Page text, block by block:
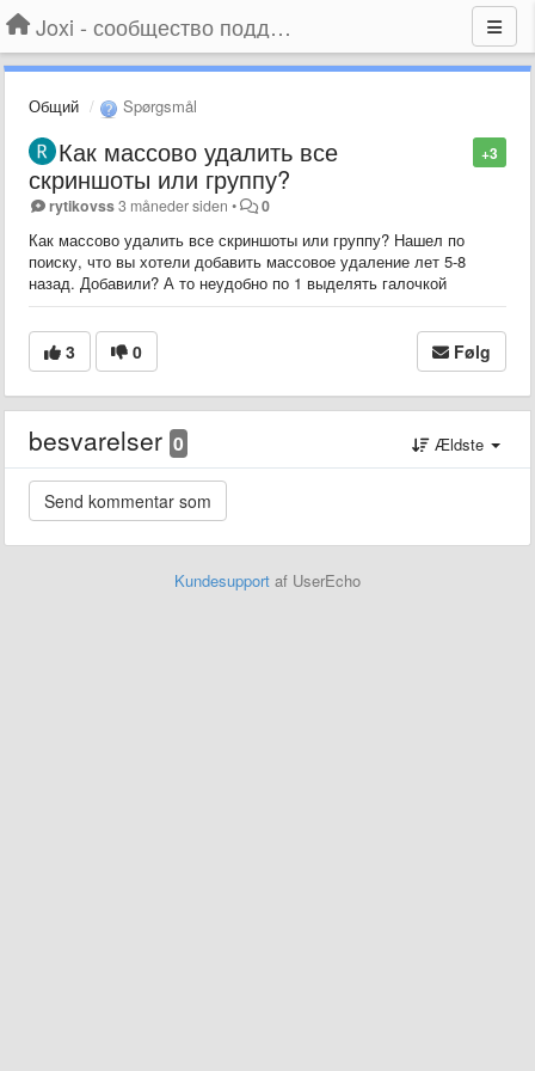
Joxi - сообщество поддержки
Общий Spørgsmål
+3
Как массово удалить все
скриншоты или группу?
rytikovss3 måneder siden • 0
Как массово удалить все скриншоты или группу? Нашел по
поиску, что вы хотели добавить массовое удаление лет 5-8
назад. Добавили? А то неудобно по 1 выделять галочкой
3 0 Følg
besvarelser 0 Ældste
Kundesupport af UserEcho